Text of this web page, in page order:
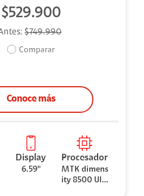
$529.900
$749.990
Comparar
Conoce más
Display
6.59"
Procesador
MTK dimens
ity 8500 Ultr